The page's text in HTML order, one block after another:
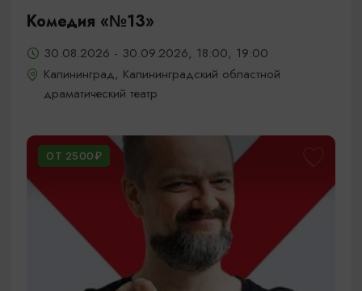
Комедия «№13»
30.08.2026 - 30.09.2026, 18:00, 19:00
Калининград, Калининградский областной
драматический театр
ОТ 2500₽